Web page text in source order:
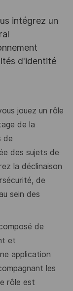
intégrez un
d'identité
jouez un rôle
de la
de
des sujets de
la déclinaison
de
sein des
de
et
application
les
rôle est